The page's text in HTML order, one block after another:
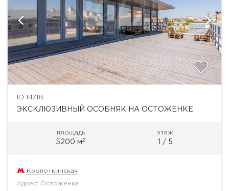
ID 14718
ЭКСКЛЮЗИВНЫЙ ОСОБНЯК НА ОСТОЖЕНКЕ
площадь
5200 м2
этаж
1 / 5
Кропоткинская
Адрес: Остоженка